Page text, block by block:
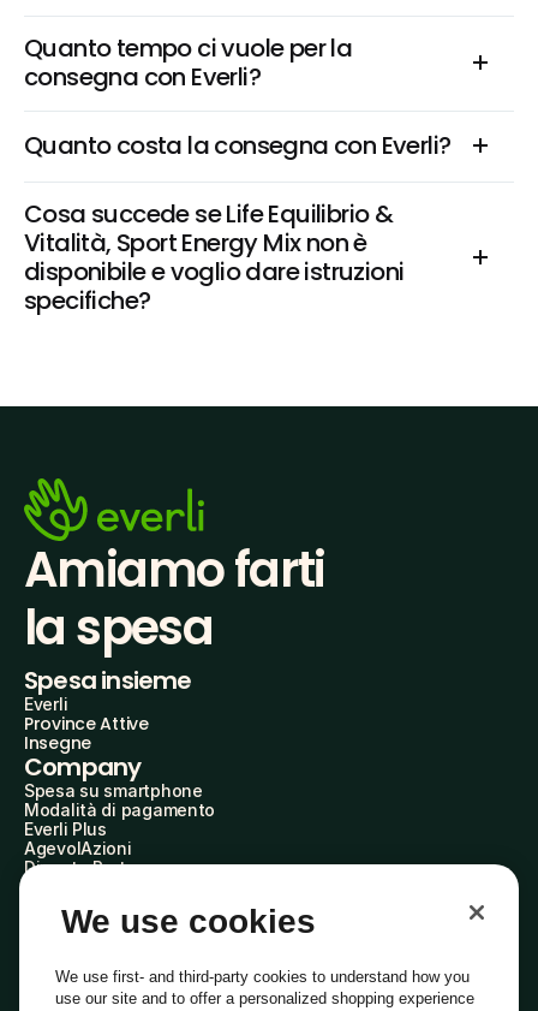
Quanto tempo ci vuole per la
consegna con Everli?
Quanto costa la consegna con Everli?
Cosa succede se Life Equilibrio &
Vitalità, Sport Energy Mix non è
disponibile e voglio dare istruzioni
specifiche?
Amiamo farti
la spesa
Spesa insieme
Everli
Province Attive
Insegne
Company
Spesa su smartphone
Modalità di pagamento
Everli Plus
AgevolAzioni
Diventa Partner
Everli Shoppers
About Us
Everli News
Domande frequenti
We use cookies
We use first- and third-party cookies to understand how you
use our site and to offer a personalized shopping experience